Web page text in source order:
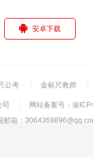
安卓下载
公考 金标尺教师
网站备案号：渝
邮箱：